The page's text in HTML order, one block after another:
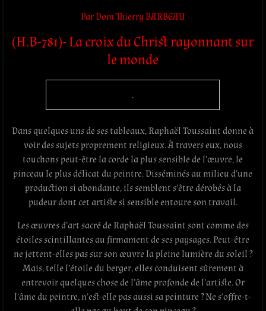
Par Dom Thierry BARBEAU
(H.B-781)- La croix du Christ rayonnant sur
le monde
.
Dans quelques uns de ses tableaux, Raphaël Toussaint donne à
voir des sujets proprement religieux. À travers eux, nous
touchons peut-être la corde la plus sensible de l’œuvre, le
pinceau le plus délicat du peintre. Disséminés au milieu d’une
production si abondante, ils semblent s’être dérobés à la
pudeur dont cet artiste si sensible entoure son travail.
Les œuvres d’art sacré de Raphaël Toussaint sont comme des
étoiles scintillantes au firmament de ses paysages. Peut-être
ne jettent-elles pas sur son œuvre la pleine lumière du soleil ?
Mais, telle l’étoile du berger, elles conduisent sûrement à
entrevoir quelques chose de l’âme profonde de l’artiste. Or
l’âme du peintre, n’est-elle pas aussi sa peinture ? Ne s’offre-t-